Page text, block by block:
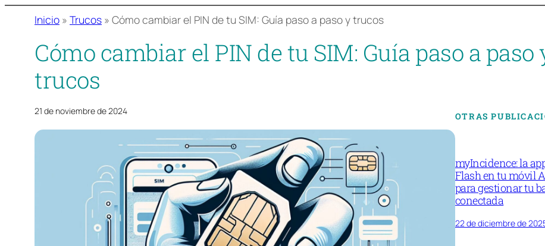
Inicio » Trucos » Cómo cambiar el PIN de tu SIM: Guía paso a paso y trucos
Cómo cambiar el PIN de tu SIM: Guía paso a paso
trucos
21 de noviembre de 2024
OTRAS
myIncidence: la
Flash en tu móvil
para gestionar tu
conectada
22 de diciembre de